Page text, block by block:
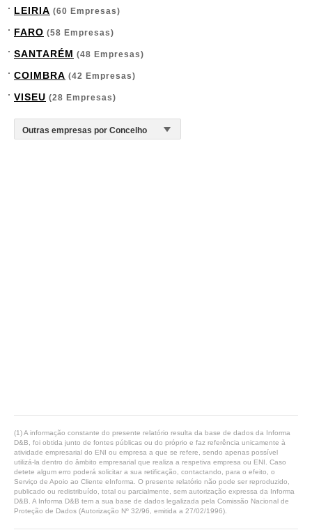
LEIRIA (60 Empresas)
FARO (58 Empresas)
SANTARÉM (48 Empresas)
COIMBRA (42 Empresas)
VISEU (28 Empresas)
(1) A informação constante do presente relatório resulta da base de dados da Informa
D&B, foi obtida junto de fontes públicas ou do próprio e faz referência unicamente à
atividade empresarial do ENI ou empresa a que se refere, sendo apenas possível
utilizá-la dentro do âmbito empresarial que realiza a respetiva empresa ou ENI. Caso
detete algum erro poderá solicitar a sua retificação, contactando, para o efeito, o
Serviço de Apoio ao Cliente eInforma. O presente relatório não pode ser reproduzido,
publicado ou redistribuído, total ou parcialmente, sem autorização expressa da Informa
D&B. A Informa D&B tem a sua base de dados legalizada pela Comissão Nacional de
Proteção de Dados (Autorização Nº 32/96, emitida a 27/02/1996).